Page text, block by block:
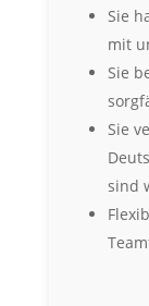
Sie
mit
Sie
Sie
sind